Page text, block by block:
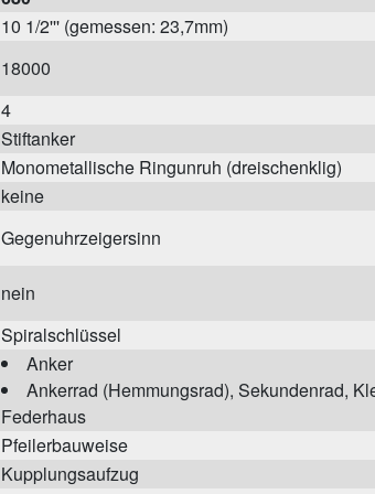
10 1/2''' (gemessen: 23,7mm)
18000
4
Stiftanker
Monometallische Ringunruh (dreischenklig)
keine
Gegenuhrzeigersinn
nein
Spiralschlüssel
Anker
Ankerrad (Hemmungsrad), Sekundenrad,
Federhaus
Pfeilerbauweise
Kupplungsaufzug